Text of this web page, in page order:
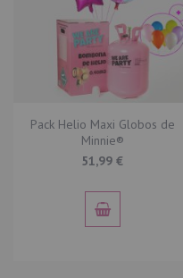
Pack Helio Maxi Globos de
Minnie®
51,99 €